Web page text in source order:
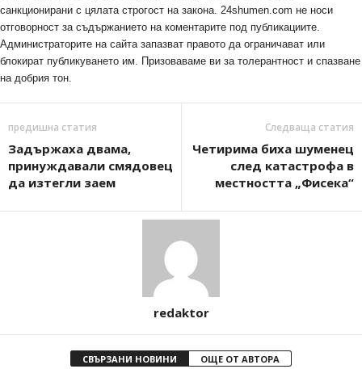
санкционирани с цялата строгост на закона. 24shumen.com не носи
отговорност за съдържанието на коментарите под публикациите.
Администраторите на сайта запазват правото да ограничават или
блокират публикуването им. Призоваваме ви за толерантност и спазване
на добрия тон.
предишна статия
Задържаха двама,
принуждавали смядовец
да изтегли заем
Следваща статия
Четирима биха шуменец
след катастрофа в
местността „Фисека“
redaktor
СВЪРЗАНИ НОВИНИ ОЩЕ ОТ АВТОРА